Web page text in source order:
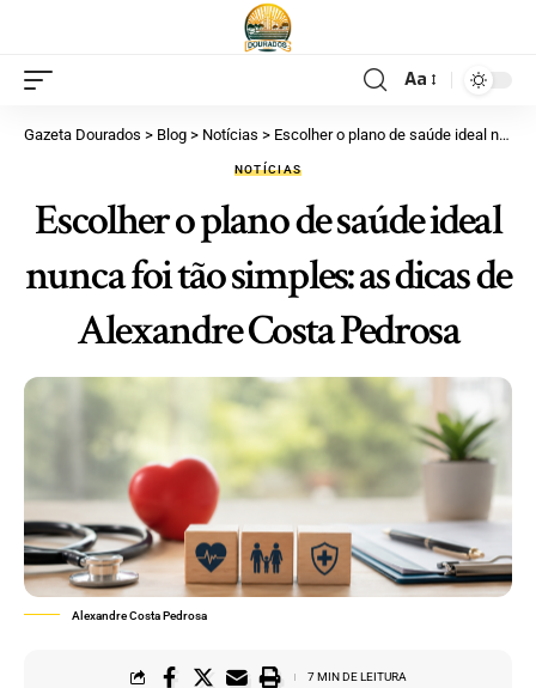
Aa
Gazeta Dourados > Blog > Notícias > Escolher o plano de saúde ideal nunca foi tão simples: as dicas de Alexandre Costa Pedrosa
NOTÍCIAS
Escolher o plano de saúde ideal
nunca foi tão simples: as dicas de
Alexandre Costa Pedrosa
Alexandre Costa Pedrosa
7 MIN DE LEITURA